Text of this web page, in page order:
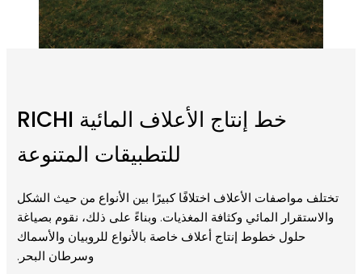
خط إنتاج الأعلاف المائية RICHI
للتطبيقات المتنوعة
تختلف مواصفات الأعلاف اختلافًا كبيرًا بين الأنواع من حيث الشكل
والاستقرار المائي وكثافة المغذيات. وبناءً على ذلك، نقوم بصياغة
حلول خطوط إنتاج أعلاف خاصة بالأنواع للروبيان والأسماك
وسرطان البحر.